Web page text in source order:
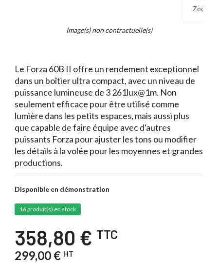
Zoom
Image(s) non contractuelle(s)
Le Forza 60B II offre un rendement exceptionnel
dans un boîtier ultra compact, avec un niveau de
puissance lumineuse de 3 261lux@1m. Non
seulement efficace pour être utilisé comme
lumière dans les petits espaces, mais aussi plus
que capable de faire équipe avec d'autres
puissants Forza pour ajuster les tons ou modifier
les détails à la volée pour les moyennes et grandes
productions.
Disponible en démonstration
16 produit(s) en stock
358,80 € TTC
299,00 € HT